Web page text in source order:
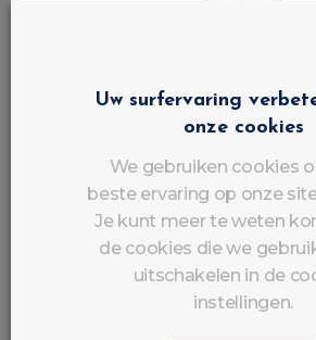
Uw surfervaring
onze cookies
We gebruiken cookies
beste ervaring op onze
Je kunt meer te weten
de cookies die we
uitschakelen in de
instellingen.